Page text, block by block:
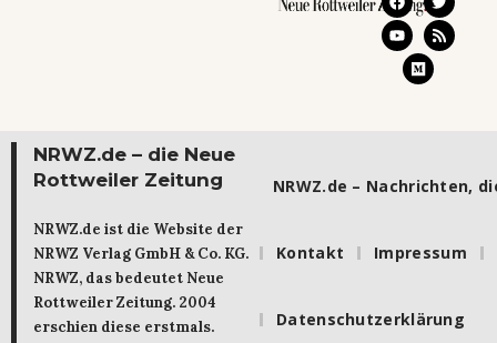
NRWZ.de – die Neue
Rottweiler Zeitung
NRWZ.de ist die Website der
NRWZ Verlag GmbH & Co. KG.
NRWZ, das bedeutet Neue
Rottweiler Zeitung. 2004
erschien diese erstmals.
NRWZ.de – Nachrichten,
Kontakt Impressum
Datenschutzerklärung